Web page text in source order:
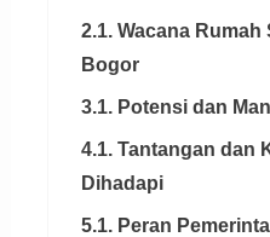
2.1. Wacana
Bogor
3.1. Potensi dan
4.1. Tantangan dan
Dihadapi
5.1. Peran